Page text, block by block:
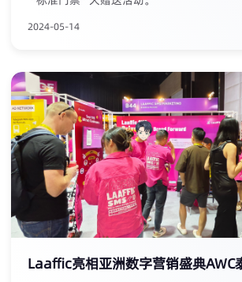
2024-05-14
Laaffic亮相亚洲数字营销盛典AWC